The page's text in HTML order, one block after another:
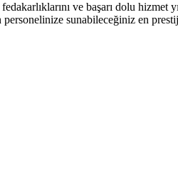
ve başarı dolu hizmet
sunabileceğiniz en